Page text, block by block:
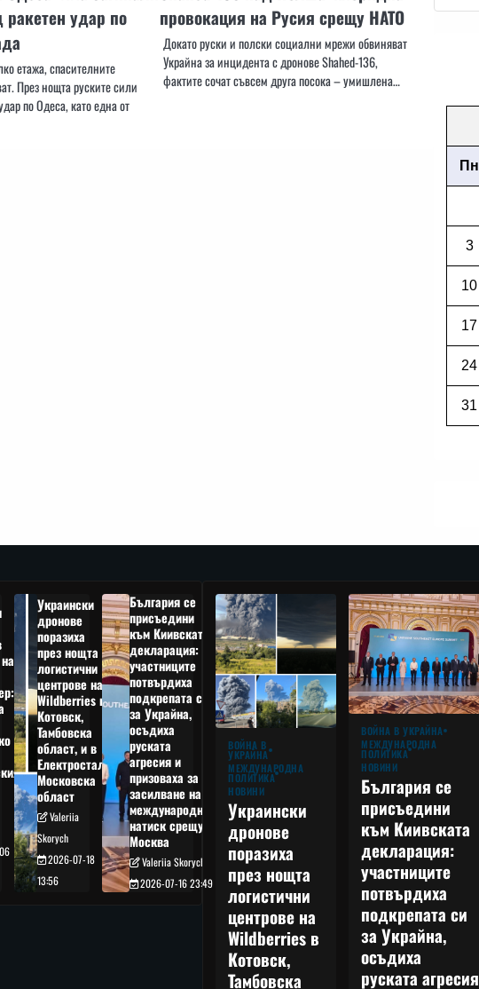
удар по
етажа, спасителните
През нощта руските сили
по Одеса, като една от
провокация на Русия срещу НАТО
Докато руски и полски социални мрежи обвиняват
Украйна за инцидента с дронове Shahed-136,
фактите сочат съвсем друга посока – умишлена…
Пн
3
10
17
24
31
Украински
дронове
поразиха
през нощта
логистични
центрове на
Wildberries в
Котовск,
Тамбовска
област, и в
Електростал,
Московска
област
Valeriia
Skorych
2026-07-18
13:56
България се
присъедини
към Киивската
декларация:
участниците
потвърдиха
подкрепата си
за Украйна,
осъдиха
руската
агресия и
призоваха за
засилване на
международния
натиск срещу
Москва
Valeriia Skorych
2026-07-16 23:49
ВОЙНА В
УКРАЙНА
МЕЖДУНАРОДНА
ПОЛИТИКА
НОВИНИ
Украински
дронове
поразиха
през нощта
логистични
центрове на
Wildberries в
Котовск,
Тамбовска
ВОЙНА В УКРАЙНА
МЕЖДУНАРОДНА
ПОЛИТИКА
НОВИНИ
България се
присъедини
към Киивската
декларация:
участниците
потвърдиха
подкрепата си
за Украйна,
осъдиха
руската агресия